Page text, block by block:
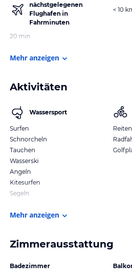
nächstgelegenen
Flughafen in
Fahrminuten
20 min
< 10
Mehr anzeigen
Aktivitäten
Wassersport
Surfen
Schnorcheln
Tauchen
Wasserski
Angeln
Kitesurfen
Segeln
Reiten
Mehr anzeigen
Zimmerausstattung
Badezimmer